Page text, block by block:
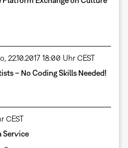
22.10.2017 18:00 Uhr CEST
– No Coding Skills Needed!
CEST
Service